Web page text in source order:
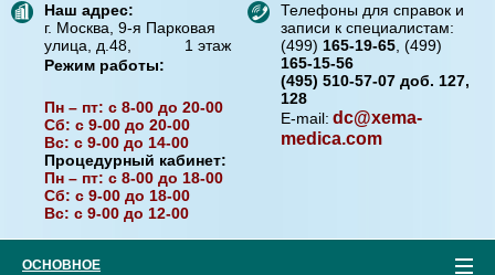
Наш адрес:
г. Москва, 9-я Парковая
улица, д.48, 1 этаж
Режим работы:
Пн – пт: с 8-00 до 20-00
Сб: с 9-00 до 20-00
Вс: с 9-00 до 14-00
Процедурный кабинет:
Пн – пт: с 8-00 до 18-00
Сб: с 9-00 до 18-00
Вс: с 9-00 до 12-00
Телефоны для справок и
записи к специалистам:
(499) 165-19-65 , (499)
165-15-56
(495) 510-57-07 доб. 127,
128
E-mail: dc@xema-
medica.com
ОСНОВНОЕ